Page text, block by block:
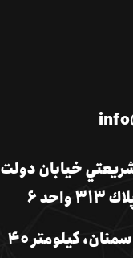
خيابان دولت
6
کارخانه:جاده تهران- سمنان، کیلومتر 40